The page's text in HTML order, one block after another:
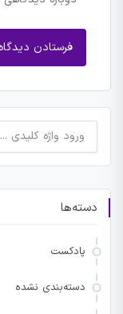
جستجو
دسته‌ها
پادکست
دسته‌بندی نشده